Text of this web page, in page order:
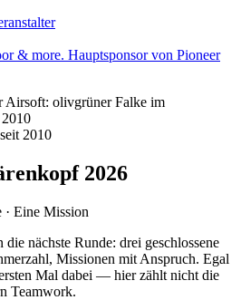
2010
2026
· Eine Mission
nächste Runde: drei geschlossene
Missionen mit Anspruch. Egal
Mal dabei — hier zählt nicht die
Teamwork.